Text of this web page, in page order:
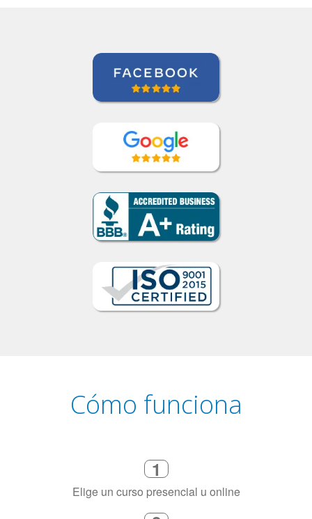
Cómo funciona
Elige un curso presencial u online